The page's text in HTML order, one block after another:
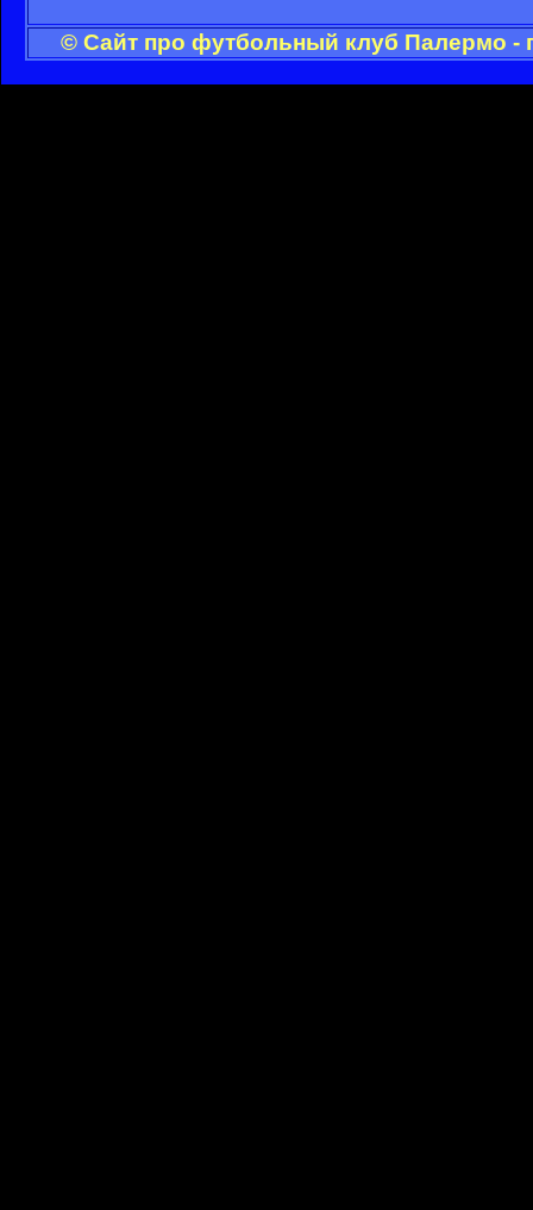
© Сайт про футбольный клуб Палермо -